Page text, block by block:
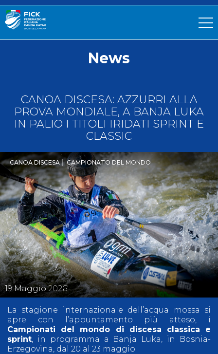
News
CANOA DISCESA: AZZURRI ALLA
PROVA MONDIALE, A BANJA LUKA
IN PALIO I TITOLI IRIDATI SPRINT E
CLASSIC
19Maggio2026
CANOA DISCESA CAMPIONATO DEL MONDO
La stagione internazionale dell’acqua mossa si
apre con l’appuntamento più atteso, i
Campionati del mondo di discesa classica e
sprint , in programma a Banja Luka, in Bosnia-
Erzegovina, dal 20 al 23 maggio.